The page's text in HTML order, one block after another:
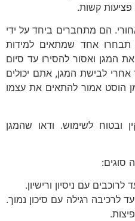
קשות.
הם מתחברים ביחד על ידי
תבחרו אחד שמתאים למידות
המגן ואסור להסירו עד סיום
אחרי לבישת המגן, אתם יכולים
הוסט אמור להתאים את עצמו
ובטוח לשימוש. ודאו שהמגן
סוגים:
לרוכבים עם ניסיון ורישיון.
לרכיבה רגילה עם סיכון נמוך.